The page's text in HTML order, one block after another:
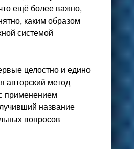
ещё более важно,
каким образом
системой
целостно и едино
авторский метод
применением
название
вопросов